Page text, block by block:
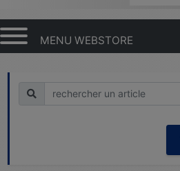
MENU WEBSTORE
Recherche